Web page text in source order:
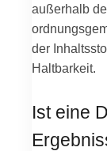
außerhalb
der
Haltbarkeit.
Ist eine